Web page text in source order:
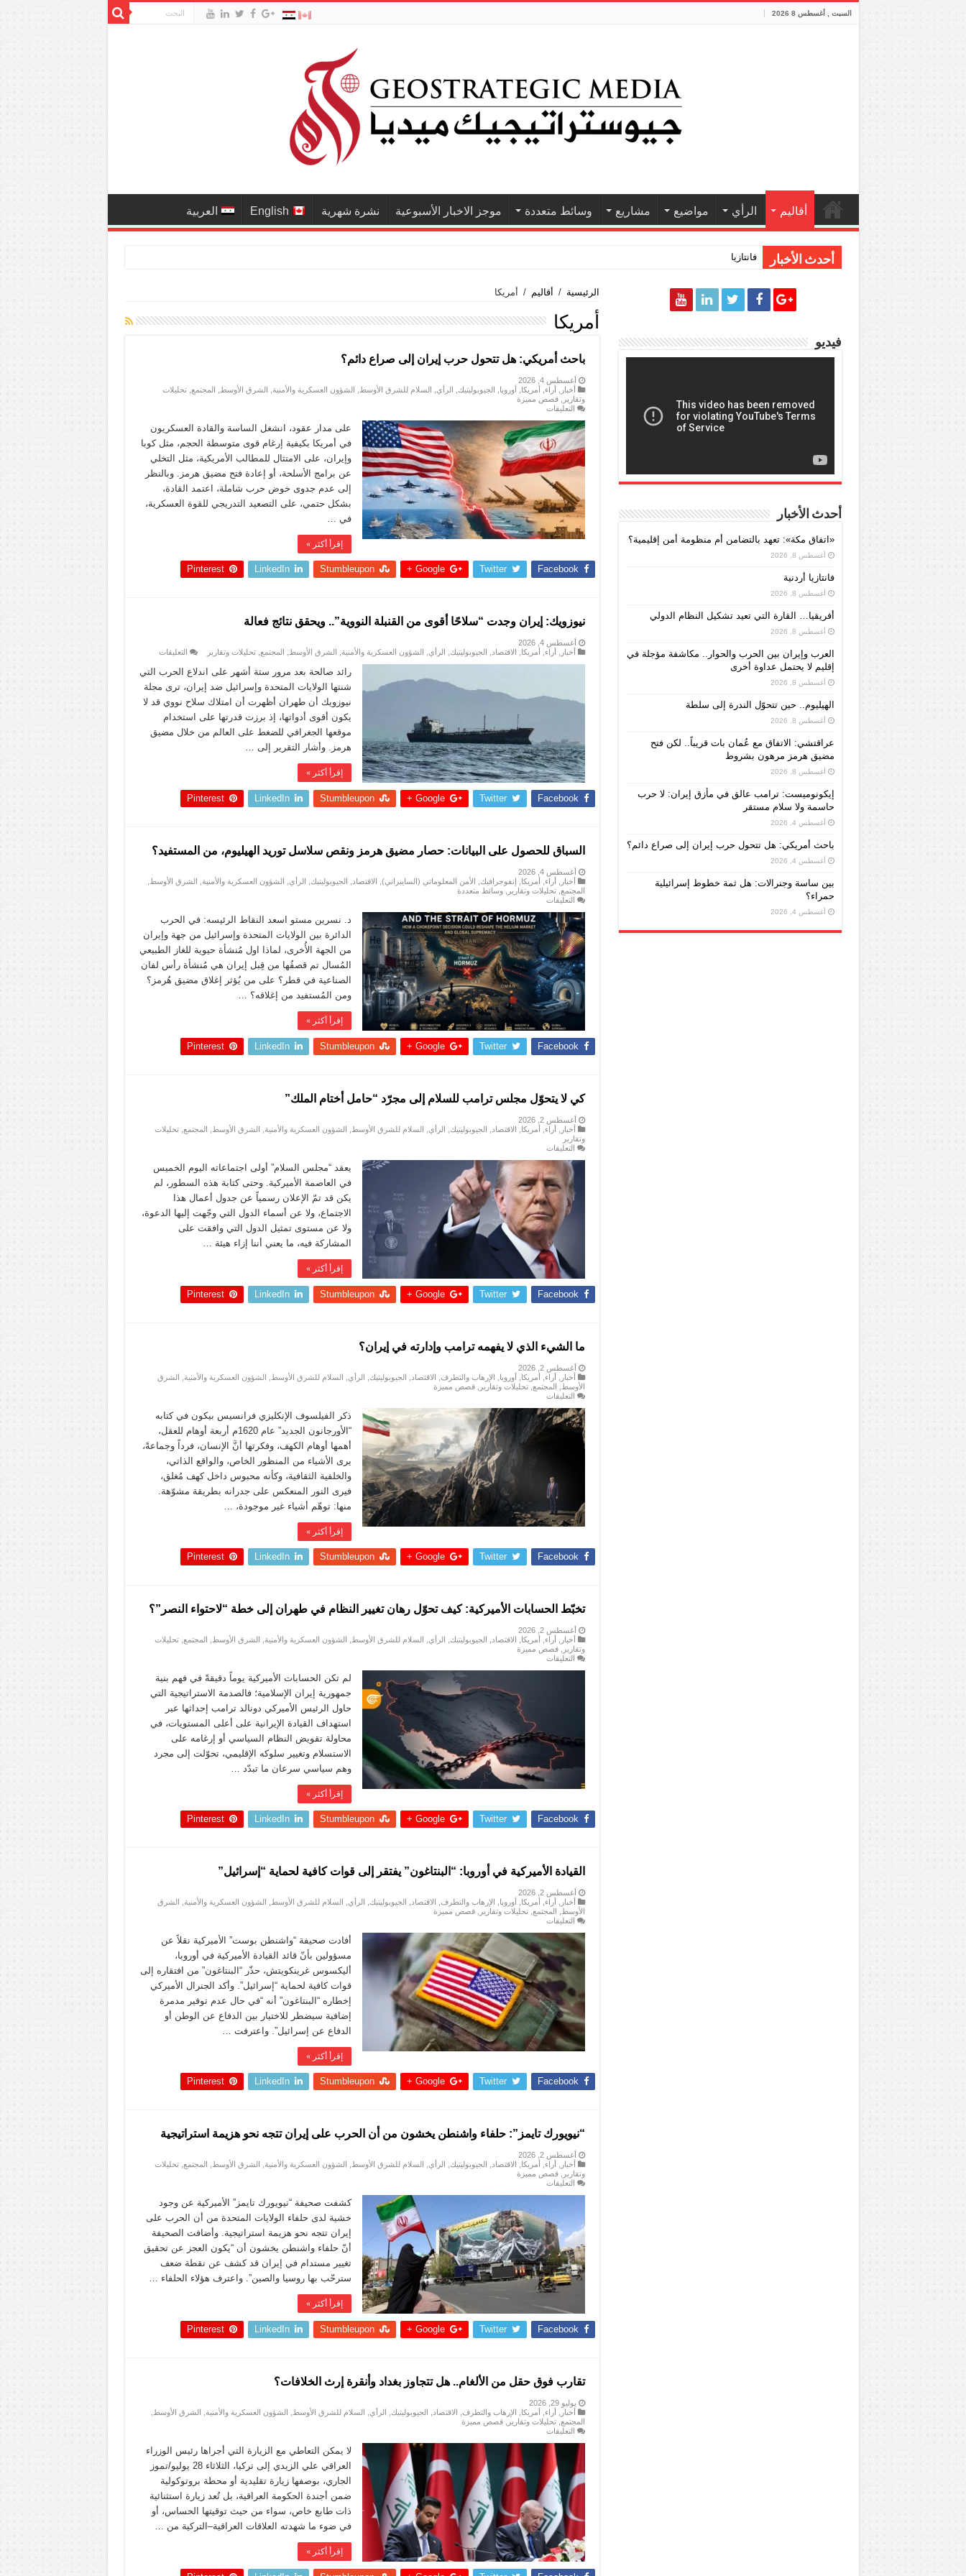
السبت , أغسطس 8 2026
أقاليم الرأي مواضيع مشاريع وسائط متعددة موجز الاخبار الأسبوعية نشرة شهرية English العربية
أحدث الأخبار فانتازيا أردنية
الرئيسية / أقاليم / أمريكا
أمريكا
باحث أمريكي: هل تتحول حرب إيران إلى صراع دائم؟
أغسطس 4, 2026
أخبار
أراء أمريكا أوروبا الجيوبوليتيك الرأي السلام للشرق الأوسط الشؤون العسكرية والأمنية الشرق الأوسط المجتمع ,تحليلات
وتقارير
,قصص مميزة
التعليقات
أمريكي:
هل
تتحول
حرب
إيران
إلى
صراع
مغلقة
على مدار عقود، انشغل الساسة والقادة العسكريون
في أمريكا بكيفية إرغام قوى متوسطة الحجم، مثل كوبا
وإيران، على الامتثال للمطالب الأمريكية، مثل التخلي
عن برامج الأسلحة، أو إعادة فتح مضيق هرمز. وبالنظر
إلى عدم جدوى خوض حرب شاملة، اعتمد القادة،
بشكل حتمي، على التصعيد التدريجي للقوة العسكرية،
في …
إقرأ أكثر »
Facebook
Twitter
Google +
Stumbleupon
LinkedIn
Pinterest
نيوزويك: إيران وجدت “سلاحًا أقوى من القنبلة النووية”.. ويحقق نتائج فعالة
أغسطس 4, 2026
أخبار
أراء أمريكا الاقتصاد الجيوبوليتيك الرأي الشؤون العسكرية والأمنية الشرق الأوسط المجتمع ,تحليلات وتقارير التعليقات
إيران
وجدت
“سلاحًا
أقوى
من
ويحقق
رائد صالحة بعد مرور ستة أشهر على اندلاع الحرب التي
شنتها الولايات المتحدة وإسرائيل ضد إيران، ترى مجلة
نيوزويك أن طهران أظهرت أن امتلاك سلاح نووي قد لا
يكون أقوى أدواتها، إذ برزت قدرتها على استخدام
موقعها الجغرافي للضغط على العالم من خلال مضيق
هرمز. وأشار التقرير إلى …
إقرأ أكثر »
Facebook
Twitter
Google +
Stumbleupon
LinkedIn
Pinterest
السباق للحصول على البيانات: حصار مضيق هرمز ونقص سلاسل توريد الهيليوم، من المستفيد؟
أغسطس 4, 2026
أخبار
أراء أمريكا إنفوجرافيك الأمن المعلوماتي (السايبراني) الاقتصاد الجيوبوليتيك الرأي الشؤون العسكرية والأمنية الشرق الأوسط
المجتمع ,تحليلات وتقارير ,وسائط متعددة
التعليقات
للحصول
على
البيانات:
حصار
مضيق
هرمز
ونقص
سلاسل
توريد
الهيليوم،
من
المستفيد؟
مغلقة
د. نسرين مستو اسعد النقاط الرئيسه: في الحرب
الدائرة بين الولايات المتحدة وإسرائيل من جهة وإيران
من الجهة الأُخرى، لماذا اول مُنشأة حيوية للغاز الطبيعي
المُسال تم قصفُها من قِبل إيران هي مُنشأة رأس لفان
الصناعية في قطر؟ على من يُؤثر إغلاق مضيق هُرمز؟
ومن المُستفيد من إغلاقه؟ …
إقرأ أكثر »
Facebook
Twitter
Google +
Stumbleupon
LinkedIn
Pinterest
كي لا يتحوّل مجلس ترامب للسلام إلى مجرّد “حامل أختام الملك”
أغسطس 2, 2026
أخبار
أراء أمريكا الاقتصاد الجيوبوليتيك الرأي السلام للشرق الأوسط الشؤون العسكرية والأمنية الشرق الأوسط المجتمع ,تحليلات
وتقارير
التعليقات
لا
يتحوّل
مجلس
ترامب
للسلام
إلى
مجرّد
“حامل
أختام
الملك”
مغلقة
يعقد “مجلس السلام” أولى اجتماعاته اليوم الخميس
في العاصمة الأميركية. وحتى كتابة هذه السطور، لم
يكن قد تمّ الإعلان رسمياً عن جدول أعمال هذا
الاجتماع، ولا عن أسماء الدول التي وجّهت إليها الدعوة،
ولا عن مستوى تمثيل الدول التي وافقت على
المشاركة فيه، ما يعني أننا إزاء هيئة …
إقرأ أكثر »
Facebook
Twitter
Google +
Stumbleupon
LinkedIn
Pinterest
ما الشيء الذي لا يفهمه ترامب وإدارته في إيران؟
أغسطس 2, 2026
أخبار
أراء أمريكا أوروبا الإرهاب والتطرف الاقتصاد الجيوبوليتيك الرأي السلام للشرق الأوسط الشؤون العسكرية والأمنية
الشرق
الأوسط
المجتمع ,تحليلات وتقارير ,قصص مميزة
التعليقات
الشيء
الذي
لا
يفهمه
ذكر الفيلسوف الإنكليزي فرانسيس بيكون في كتابه
“الأورجانون الجديد” عام 1620م أربعة أوهام للعقل،
أهمها أوهام الكهف، وفكرتها أنَّ الإنسان، فرداً وجماعةً،
يرى الأشياء من المنظور الخاص، والواقع الذاتي،
والخلفية الثقافية، وكأنه محبوس داخل كهف مُغلق،
فيرى النور المنعكس على جدرانه بطريقة مشوّهة.
منها: توهّم أشياء غير موجودة، …
إقرأ أكثر »
Facebook
Twitter
Google +
Stumbleupon
LinkedIn
Pinterest
تخبّط الحسابات الأميركية: كيف تحوّل رهان تغيير النظام في طهران إلى خطة “لاحتواء النصر”؟
أغسطس 2, 2026
أخبار
أراء أمريكا الاقتصاد الجيوبوليتيك الرأي السلام للشرق الأوسط الشؤون العسكرية والأمنية الشرق الأوسط المجتمع ,تحليلات
وتقارير
,قصص مميزة
التعليقات
تغيير
النظام
في
خطة
“لاحتواء
النصر”؟
لم تكن الحسابات الأميركية يوماً دقيقةً في فهم بنية
جمهورية إيران الإسلامية؛ فالصدمة الاستراتيجية التي
حاول الرئيس الأميركي دونالد ترامب إحداثها عبر
استهداف القيادة الإيرانية على أعلى المستويات، في
محاولة تقويض النظام السياسي أو إرغامه على
الاستسلام وتغيير سلوكه الإقليمي، تحوّلت إلى مجرد
وهم سياسي سرعان ما تبدّد …
إقرأ أكثر »
Facebook
Twitter
Google +
Stumbleupon
LinkedIn
Pinterest
القيادة الأميركية في أوروبا: “البنتاغون” يفتقر إلى قوات كافية لحماية “إسرائيل”
أغسطس 2, 2026
أخبار
أراء أمريكا أوروبا الإرهاب والتطرف الاقتصاد الجيوبوليتيك الرأي السلام للشرق الأوسط الشؤون العسكرية والأمنية
الشرق
الأوسط
المجتمع ,تحليلات وتقارير ,قصص مميزة
التعليقات
الأميركية
في
أوروبا:
“البنتاغون”
يفتقر
إلى
قوات
كافية
لحماية
“إسرائيل”
مغلقة
أفادت صحيفة “واشنطن بوست” الأميركية نقلاً عن
مسؤولين بأنّ قائد القيادة الأميركية في أوروبا،
أليكسوس غرينكويتش، حذّر “البنتاغون” من افتقاره إلى
قوات كافية لحماية “إسرائيل”. وأكد الجنرال الأميركي
إخطاره “البنتاغون” أنه “في حال عدم توفير مدمرة
إضافية سيضطر للاختيار بين الدفاع عن الوطن أو
الدفاع عن إسرائيل”. واعترفت …
إقرأ أكثر »
Facebook
Twitter
Google +
Stumbleupon
LinkedIn
Pinterest
“نيويورك تايمز”: حلفاء واشنطن يخشون من أن الحرب على إيران تتجه نحو هزيمة استراتيجية
أغسطس 2, 2026
أخبار
أراء أمريكا الاقتصاد الجيوبوليتيك الرأي السلام للشرق الأوسط الشؤون العسكرية والأمنية الشرق الأوسط المجتمع ,تحليلات
وتقارير
,قصص مميزة
التعليقات
حلفاء
واشنطن
يخشون
من
أن
الحرب
على
إيران
تتجه
نحو
استراتيجية
مغلقة
كشفت صحيفة “نيويورك تايمز” الأميركية عن وجود
خشية لدى حلفاء الولايات المتحدة من أن الحرب على
إيران تتجه نحو هزيمة استراتيجية. وأضافت الصحيفة
أنّ حلفاء واشنطن يخشون أن “يكون العجز عن تحقيق
تغيير مستدام في إيران قد كشف عن نقطة ضعف
سترحّب بها روسيا والصين”. واعترف هؤلاء الحلفاء …
إقرأ أكثر »
Facebook
Twitter
Google +
Stumbleupon
LinkedIn
Pinterest
تقارب فوق حقل من الألغام.. هل تتجاوز بغداد وأنقرة إرث الخلافات؟
يوليو 29, 2026
أخبار
أراء أمريكا الإرهاب والتطرف الاقتصاد الجيوبوليتيك الرأي السلام للشرق الأوسط الشؤون العسكرية والأمنية الشرق الأوسط
المجتمع ,تحليلات وتقارير ,قصص مميزة
التعليقات
فوق
حقل
من
الألغام..
هل
تتجاوز
بغداد
وأنقرة
إرث
الخلافات؟
مغلقة
لا يمكن التعاطي مع الزيارة التي أجراها رئيس الوزراء
العراقي علي الزيدي إلى تركيا، الثلاثاء 28 يوليو/تموز
الجاري، بوصفها زيارة تقليدية أو محطة بروتوكولية
ضمن أجندة الحكومة العراقية، بل تُعد زيارة استثنائية
ذات طابع خاص، سواء من حيث توقيتها الحساس، أو
في ضوء ما شهدته العلاقات العراقية–التركية من …
إقرأ أكثر »
فيديو
أحدث الأخبار
«اتفاق مكة»: تعهد بالتضامن أم منظومة أمن إقليمية؟
أغسطس 8, 2026
فانتازيا أردنية
أغسطس 8, 2026
أفريقيا… القارة التي تعيد تشكيل النظام الدولي
أغسطس 8, 2026
العرب وإيران بين الحرب والحوار.. مكاشفة مؤجلة في
إقليم لا يحتمل عداوة أخرى
أغسطس 8, 2026
الهيليوم.. حين تتحوّل الندرة إلى سلطة
أغسطس 8, 2026
عراقتشي: الاتفاق مع عُمان بات قريباً.. لكن فتح
مضيق هرمز مرهون بشروط
أغسطس 8, 2026
إيكونوميست: ترامب عالق في مأزق إيران: لا حرب
حاسمة ولا سلام مستقر
أغسطس 4, 2026
باحث أمريكي: هل تتحول حرب إيران إلى صراع دائم؟
أغسطس 4, 2026
بين ساسة وجنرالات: هل ثمة خطوط إسرائيلية
حمراء؟
أغسطس 4, 2026